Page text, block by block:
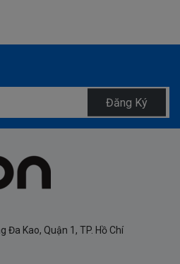
Đăng Ký
Đa Kao, Quận 1, TP. Hồ Chí